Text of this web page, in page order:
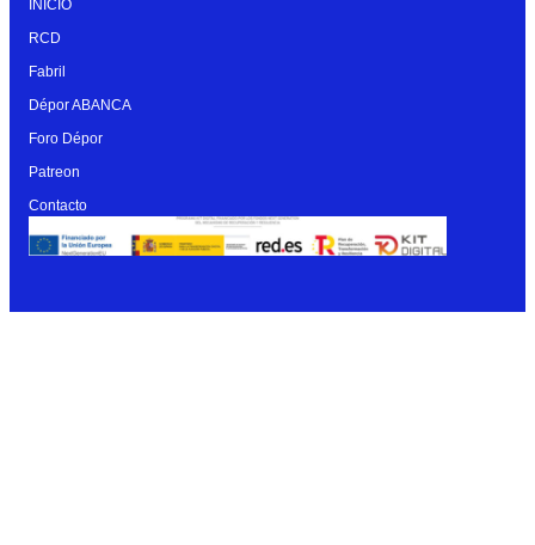
INICIO
RCD
Fabril
Dépor ABANCA
Foro Dépor
Patreon
Contacto